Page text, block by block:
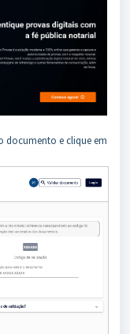
documento e clique em